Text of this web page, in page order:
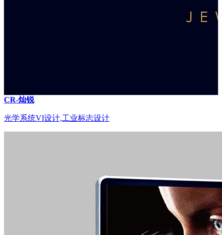
CR-灿锐
光学系统VI设计,工业标志设计